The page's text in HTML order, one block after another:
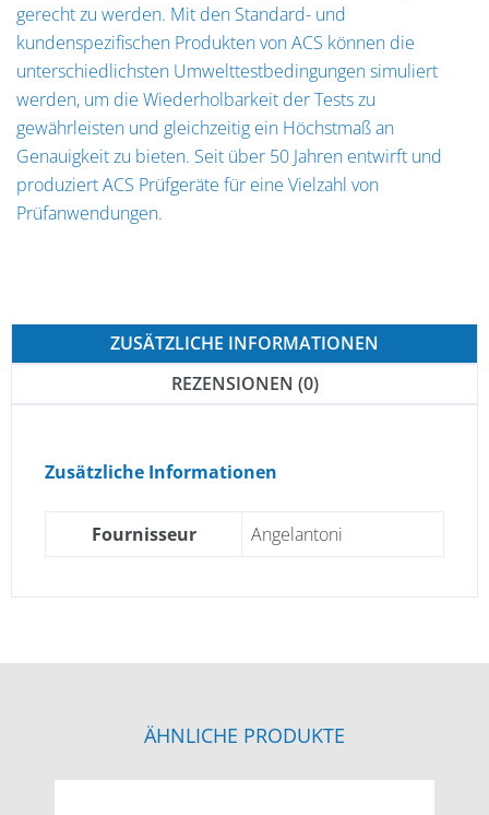
gerecht zu werden. Mit den Standard- und
kundenspezifischen Produkten von ACS können die
unterschiedlichsten Umwelttestbedingungen simuliert
werden, um die Wiederholbarkeit der Tests zu
gewährleisten und gleichzeitig ein Höchstmaß an
Genauigkeit zu bieten. Seit über 50 Jahren entwirft und
produziert ACS Prüfgeräte für eine Vielzahl von
Prüfanwendungen.
ZUSÄTZLICHE INFORMATIONEN
REZENSIONEN (0)
Zusätzliche Informationen
Fournisseur Angelantoni
ÄHNLICHE PRODUKTE